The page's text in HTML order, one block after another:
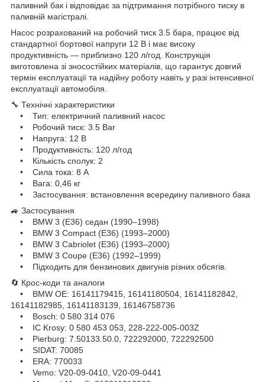
паливний бак і відповідає за підтримання потрібного тиску в
паливній магістралі.
Насос розрахований на робочий тиск 3.5 бара, працює від
стандартної бортової напруги 12 В і має високу
продуктивність — приблизно 120 л/год. Конструкція
виготовлена зі зносостійких матеріалів, що гарантує довгий
термін експлуатації та надійну роботу навіть у разі інтенсивної
експлуатації автомобіля.
🔧 Технічні характеристики
• Тип: електричний паливний насос
• Робочий тиск: 3.5 Bar
• Напруга: 12 В
• Продуктивність: 120 л/год
• Кількість сполук: 2
• Сила тока: 8 А
• Вага: 0,46 кг
• Застосування: встановлення всередину паливного бака
🚙 Застосування
• BMW 3 (E36) седан (1990–1998)
• BMW 3 Compact (E36) (1993–2000)
• BMW 3 Cabriolet (E36) (1993–2000)
• BMW 3 Coupe (E36) (1992–1999)
• Підходить для бензинових двигунів різних обсягів.
🔄 Крос-коди та аналоги
• BMW OE: 16141179415, 16141180504, 16141182842,
16141182985, 16141183139, 16146758736
• Bosch: 0 580 314 076
• IC Krosy: 0 580 453 053, 228-222-005-003Z
• Pierburg: 7.50133.50.0, 722292000, 722292500
• SIDAT: 70085
• ERA: 770033
• Vemo: V20-09-0410, V20-09-0441